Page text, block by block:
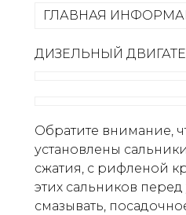
ГЛАВНАЯ
ДИЗЕЛЬНЫЙ
Обратите внимание,
установлены
сжатия, с рифленой
этих сальников перед
смазывать,